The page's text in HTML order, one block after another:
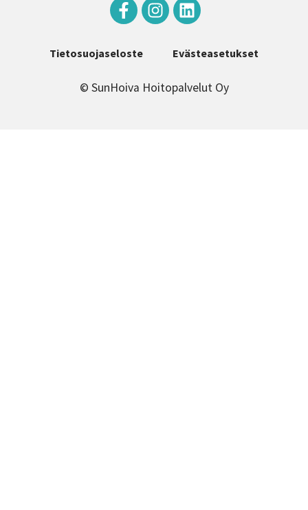
Tietosuojaseloste Evästeasetukset
© SunHoiva Hoitopalvelut Oy